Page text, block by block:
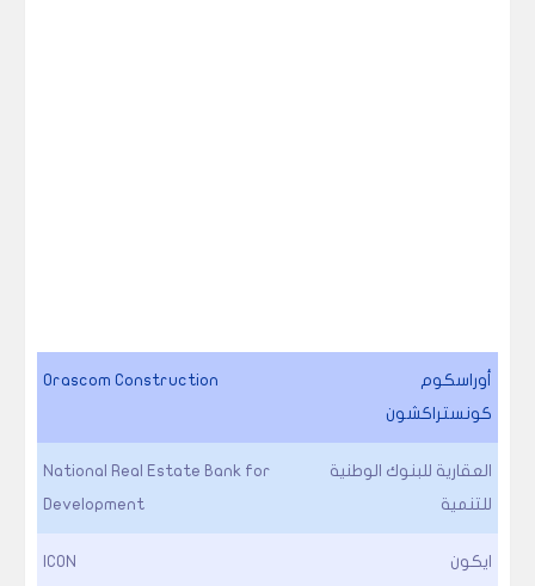
أوراسكوم
كونستراكشون
Orascom Construction
العقارية للبنوك الوطنية
للتنمية
National Real Estate Bank for
Development
ايكون ICON